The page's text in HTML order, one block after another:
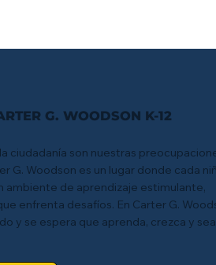
G. WOODSON K-12
ciudadanía son nuestras
G. Woodson es un lugar donde cada
ambiente de aprendizaje estimulante,
enfrenta desafíos. En Carter G.
y se espera que aprenda, crezca y